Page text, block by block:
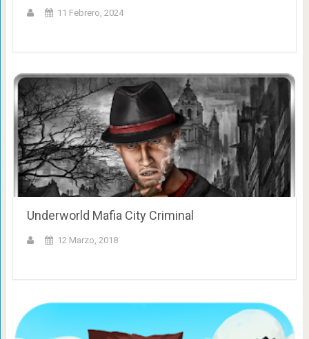
11 Febrero, 2024
Underworld Mafia City Criminal
12 Marzo, 2018